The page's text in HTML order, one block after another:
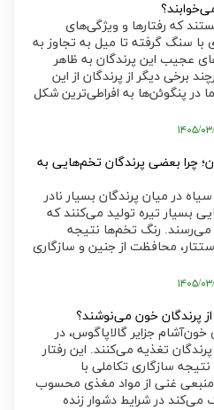
که رفتار‌ها و ویژگی‌های
با سنگ گرفته تا میل به تجاوز به
عجیب این پرندگان به ظاهر
برخی دیگر از پرندگان از این
در پنگوئن‌ها به افراطی‌ترین شکل
چرا بعضی پرندگان تخم‌هایی به
در میان پرندگان بسیار نادر
بسیار تیره تولید می‌کنند که
می‌رسند. رنگ تخم‌ها نتیجه
محافظت از جنین و سازگاری
پرندگان خون می‌نوشند؟
جزایر گالاپاگوس، در
تغذیه می‌کنند. این رفتار
نتیجه سازگاری تکاملی با
غنی از مواد مغذی محسوب
در شرایط دشوار زنده